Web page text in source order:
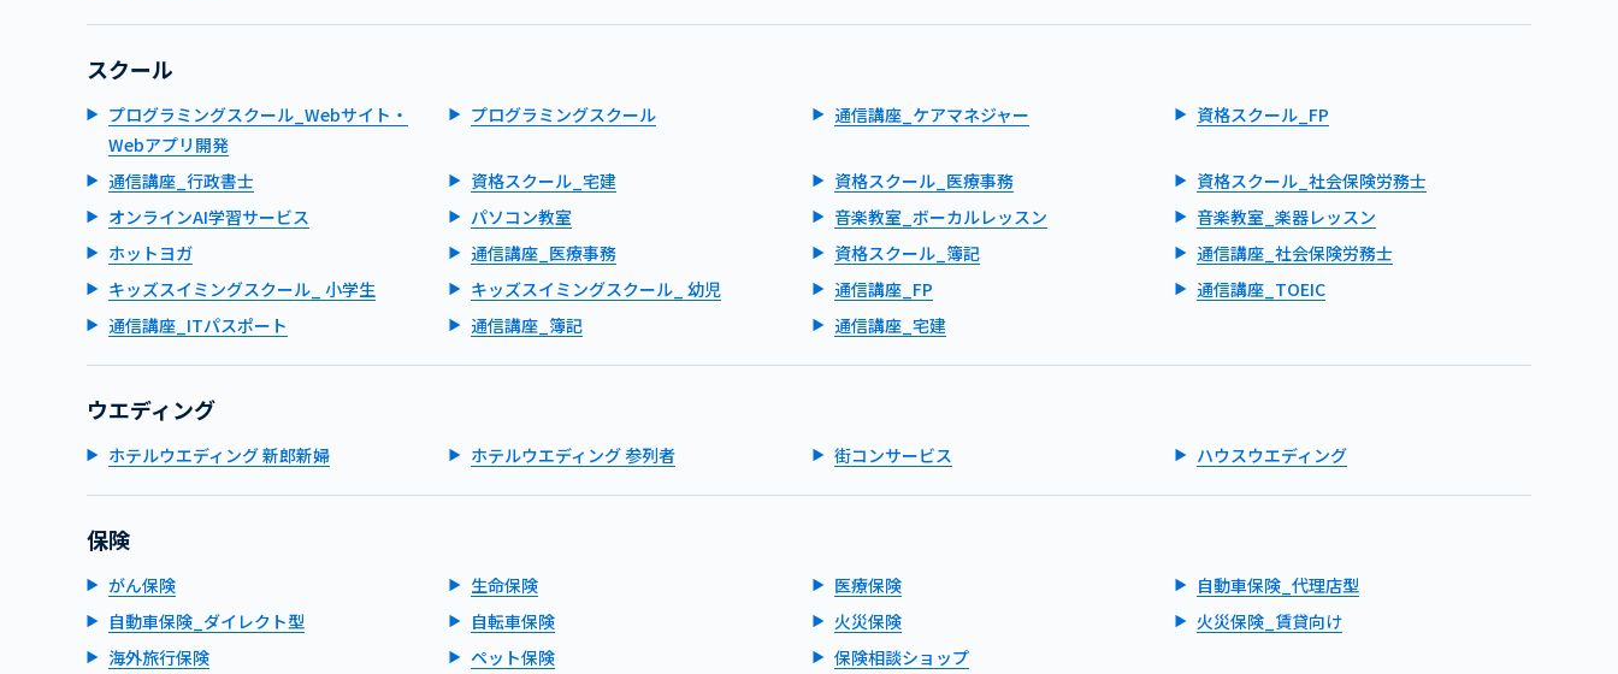
スクール
プログラミングスクール_Webサイト・
Webアプリ開発
プログラミングスクール 通信講座_ケアマネジャー 資格スクール_FP
通信講座_行政書士 資格スクール_宅建 資格スクール_医療事務
資格スクール_社会保険労務士
オンラインAI学習サービス
パソコン教室 音楽教室_ボーカルレッスン
音楽教室_楽器レッスン
ホットヨガ
通信講座_医療事務 資格スクール_簿記
通信講座_社会保険労務士
キッズスイミングスクール_ 小学生
キッズスイミングスクール_ 幼児 通信講座_FP
通信講座_TOEIC
通信講座_ITパスポート
通信講座_簿記 通信講座_宅建
ウエディング
ホテルウエディング 新郎新婦 ホテルウエディング 参列者 街コンサービス ハウスウエディング
保険
がん保険 生命保険 医療保険
自動車保険_代理店型
自動車保険_ダイレクト型
自転車保険 火災保険
火災保険_賃貸向け
海外旅行保険
ペット保険 保険相談ショップ